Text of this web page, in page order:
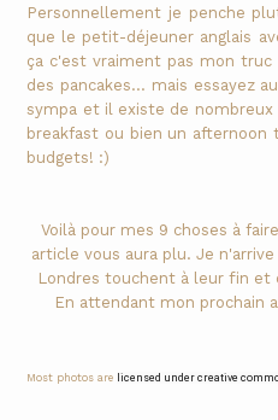
Personnellement je penche
que le petit-déjeuner anglais
ça c'est vraiment pas mon
des pancakes... mais essayez
sympa et il existe de
breakfast ou bien un
budgets! :)
Voilà pour mes 9 choses à
article vous aura plu. Je
Londres touchent à leur fin et
En attendant mon prochain
Most photos are licensed under creative